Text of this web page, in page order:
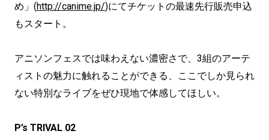
め」(http://canime.jp/)にてチケットの最速先行販売申込
もスタート。
アニソンフェスでは味わえない濃密さで、3組のアーテ
ィストの魅力に触れることができる、ここでしか見られ
ない特別なライブをぜひ現地で体感してほしい。
P’s TRIVAL 02